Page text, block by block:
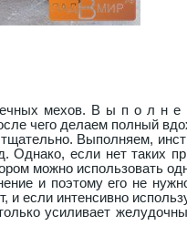
мехов. В ы п о л н
чего делаем полный
Выполняем,
если нет таких
можно использовать
и поэтому его не
и если интенсивно
усиливает